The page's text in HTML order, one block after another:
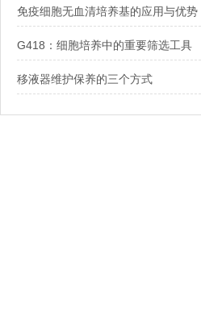
免疫细胞无血清培养基的应用与优势
G418：细胞培养中的重要筛选工具
移液器维护保养的三个方式